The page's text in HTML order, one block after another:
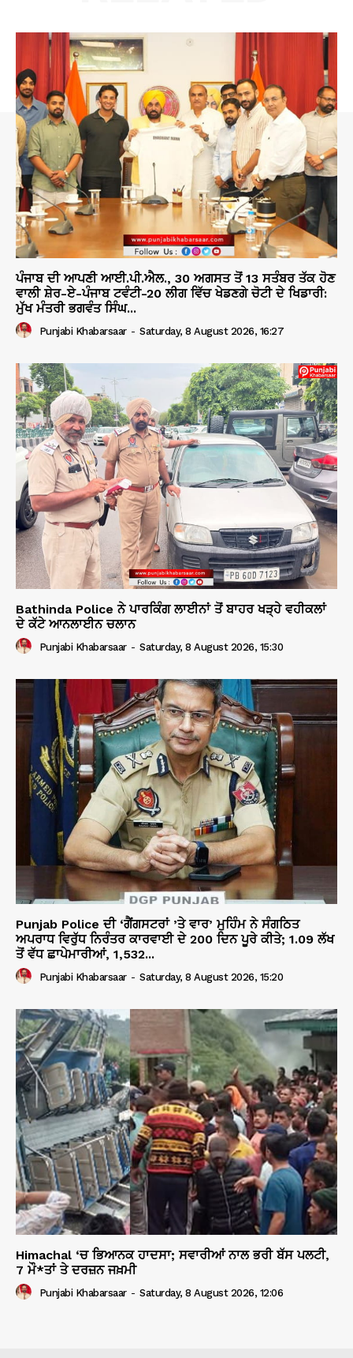
ਪੰਜਾਬ ਦੀ ਆਪਣੀ ਆਈ.ਪੀ.ਐਲ., 30 ਅਗਸਤ ਤੋਂ 13 ਸਤੰਬਰ ਤੱਕ ਹੋਣ
ਵਾਲੀ ਸ਼ੇਰ-ਏ-ਪੰਜਾਬ ਟਵੰਟੀ-20 ਲੀਗ ਵਿੱਚ ਖੇਡਣਗੇ ਚੋਟੀ ਦੇ ਖਿਡਾਰੀ:
ਮੁੱਖ ਮੰਤਰੀ ਭਗਵੰਤ ਸਿੰਘ...
Punjabi Khabarsaar - Saturday, 8 August 2026, 16:27
Bathinda Police ਨੇ ਪਾਰਕਿੰਗ ਲਾਈਨਾਂ ਤੋਂ ਬਾਹਰ ਖੜ੍ਹੇ ਵਹੀਕਲਾਂ
ਦੇ ਕੱਟੇ ਆਨਲਾਈਨ ਚਲਾਨ
Punjabi Khabarsaar - Saturday, 8 August 2026, 15:30
Punjab Police ਦੀ ‘ਗੈਂਗਸਟਰਾਂ ’ਤੇ ਵਾਰ’ ਮੁਹਿੰਮ ਨੇ ਸੰਗਠਿਤ
ਅਪਰਾਧ ਵਿਰੁੱਧ ਨਿਰੰਤਰ ਕਾਰਵਾਈ ਦੇ 200 ਦਿਨ ਪੂਰੇ ਕੀਤੇ; 1.09 ਲੱਖ
ਤੋਂ ਵੱਧ ਛਾਪੇਮਾਰੀਆਂ, 1,532...
Punjabi Khabarsaar - Saturday, 8 August 2026, 15:20
Himachal ‘ਚ ਭਿਆਨਕ ਹਾਦਸਾ; ਸਵਾਰੀਆਂ ਨਾਲ ਭਰੀ ਬੱਸ ਪਲਟੀ,
7 ਮੌ*ਤਾਂ ਤੇ ਦਰਜ਼ਨ ਜਖ਼ਮੀ
Punjabi Khabarsaar - Saturday, 8 August 2026, 12:06